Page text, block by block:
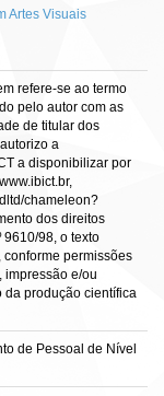
Artes Visuais
refere-se ao termo
pelo autor com as
de titular dos
a
a disponibilizar por
chameleon?
dos direitos
9610/98, o texto
permissões
impressão e/ou
da produção científica
de Pessoal de Nível